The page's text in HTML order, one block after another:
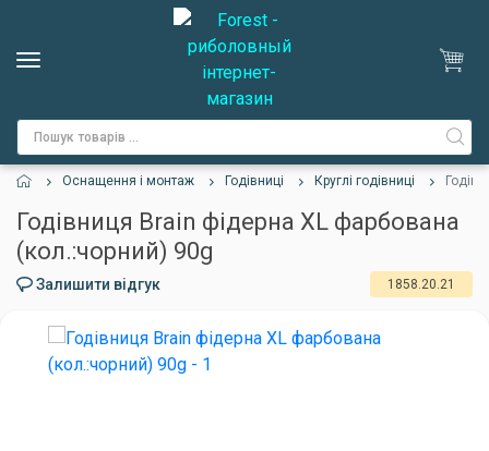
Оснащення і монтаж Годівниці Круглі годівниці
Годівниця Brain фідерна XL фарбована
(кол.:чорний) 90g
Залишити відгук 1858.20.21